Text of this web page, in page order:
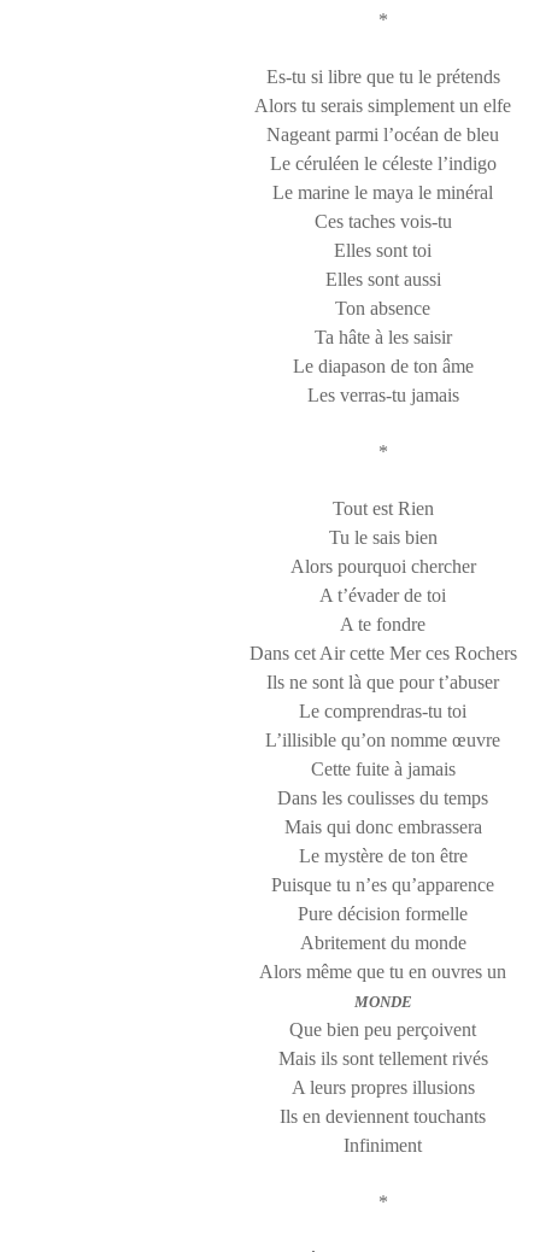
*
Es-tu si libre que tu le prétends
Alors tu serais simplement un elfe
Nageant parmi l’océan de bleu
Le céruléen le céleste l’indigo
Le marine le maya le minéral
Ces taches vois-tu
Elles sont toi
Elles sont aussi
Ton absence
Ta hâte à les saisir
Le diapason de ton âme
Les verras-tu jamais
*
Tout est Rien
Tu le sais bien
Alors pourquoi chercher
A t’évader de toi
A te fondre
Dans cet Air cette Mer ces Rochers
Ils ne sont là que pour t’abuser
Le comprendras-tu toi
L’illisible qu’on nomme œuvre
Cette fuite à jamais
Dans les coulisses du temps
Mais qui donc embrassera
Le mystère de ton être
Puisque tu n’es qu’apparence
Pure décision formelle
Abritement du monde
Alors même que tu en ouvres un
MONDE
Que bien peu perçoivent
Mais ils sont tellement rivés
A leurs propres illusions
Ils en deviennent touchants
Infiniment
*